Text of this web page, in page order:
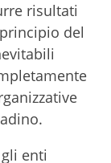
risultati
del
enti